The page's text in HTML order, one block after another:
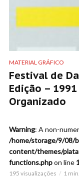
MATERIAL GRÁFICO
Festival de
Edição –
Organizado
Warning: A non-
/home/storage/9/08/
content/themes/
functions.phpon line
195 visualizações 1